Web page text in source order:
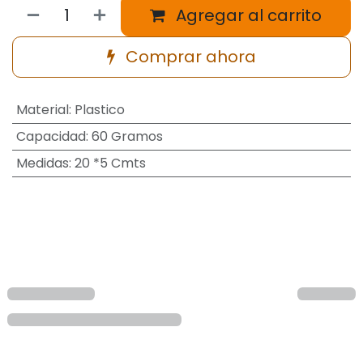
Agregar al carrito
Comprar ahora
Material: Plastico
Capacidad: 60 Gramos
Medidas: 20 *5 Cmts